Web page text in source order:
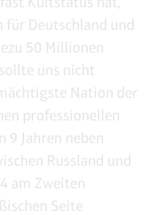
für Deutschland und
50 Millionen
uns nicht
Nation der
professionellen
9 Jahren neben
Russland und
am Zweiten
Seite